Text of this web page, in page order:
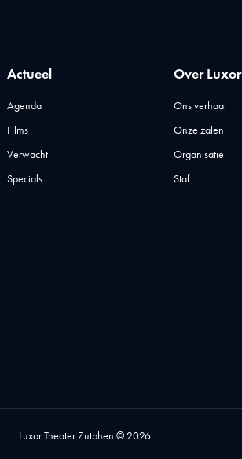
Actueel
Agenda
Films
Verwacht
Specials
Over Luxor
Ons verhaal
Onze zalen
Organisatie
Staf
Luxor Theater Zutphen © 2026